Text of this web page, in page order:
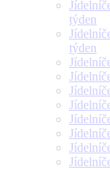
týden
týden